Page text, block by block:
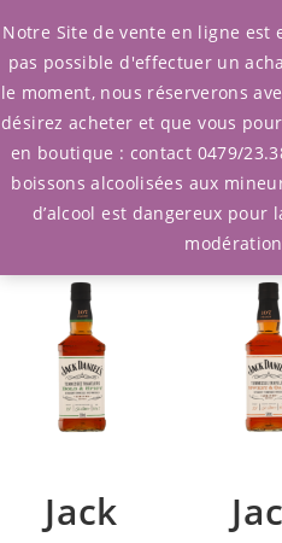
Filtrer
résultats
Jack
Notre Site de vente en ligne
pas possible d'effectuer un
le moment, nous réserverons
désirez acheter et que vous
en boutique : contact 0479/
boissons alcoolisées aux
d’alcool est dangereux pour